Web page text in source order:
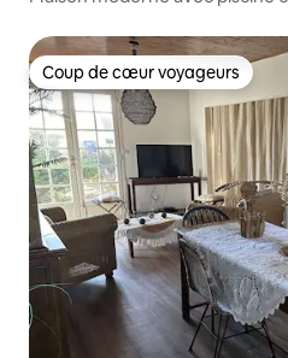
Coup de cœur voyageurs
Coup de cœur voyageurs